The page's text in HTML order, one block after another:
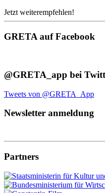
Jetzt weiterempfehlen!
GRETA auf Facebook
@GRETA_app bei
Tweets von @GRETA_App
Newsletter anmeldung
Partners